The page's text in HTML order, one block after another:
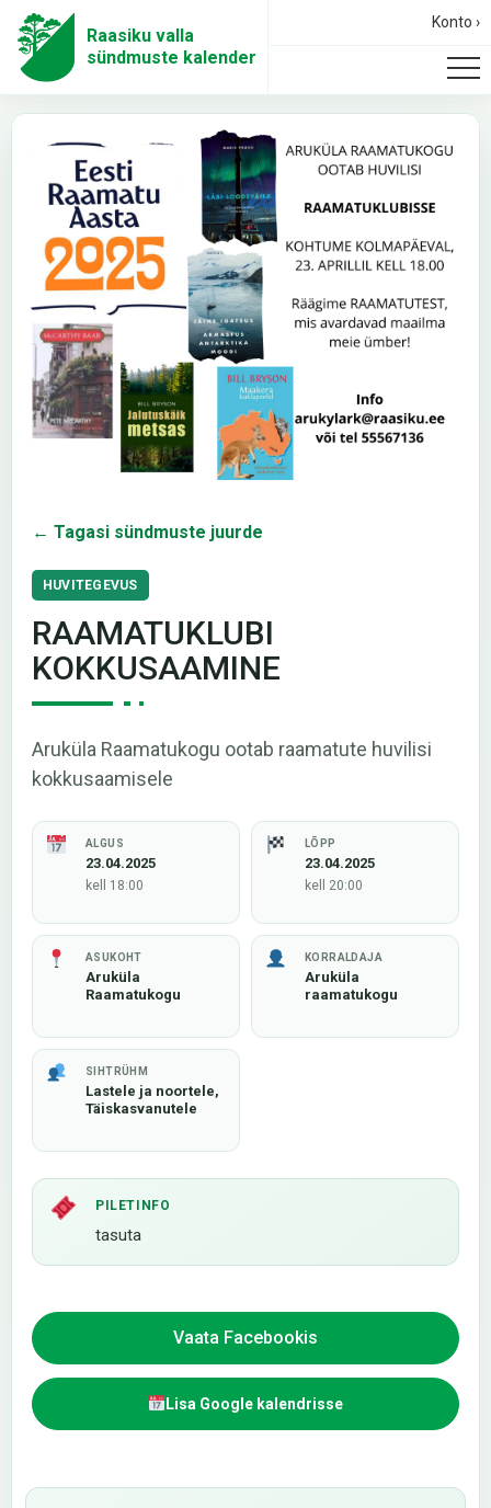
Raasiku valla
sündmuste kalender
Konto ›
← Tagasi sündmuste juurde
HUVITEGEVUS
RAAMATUKLUBI
KOKKUSAAMINE
Aruküla Raamatukogu ootab raamatute huvilisi
kokkusaamisele
ALGUS
23.04.2025
kell 18:00
LÕPP
23.04.2025
kell 20:00
ASUKOHT
Aruküla
Raamatukogu
KORRALDAJA
Aruküla
raamatukogu
SIHTRÜHM
Lastele ja noortele,
Täiskasvanutele
PILETINFO
tasuta
Vaata Facebookis
Lisa Google kalendrisse